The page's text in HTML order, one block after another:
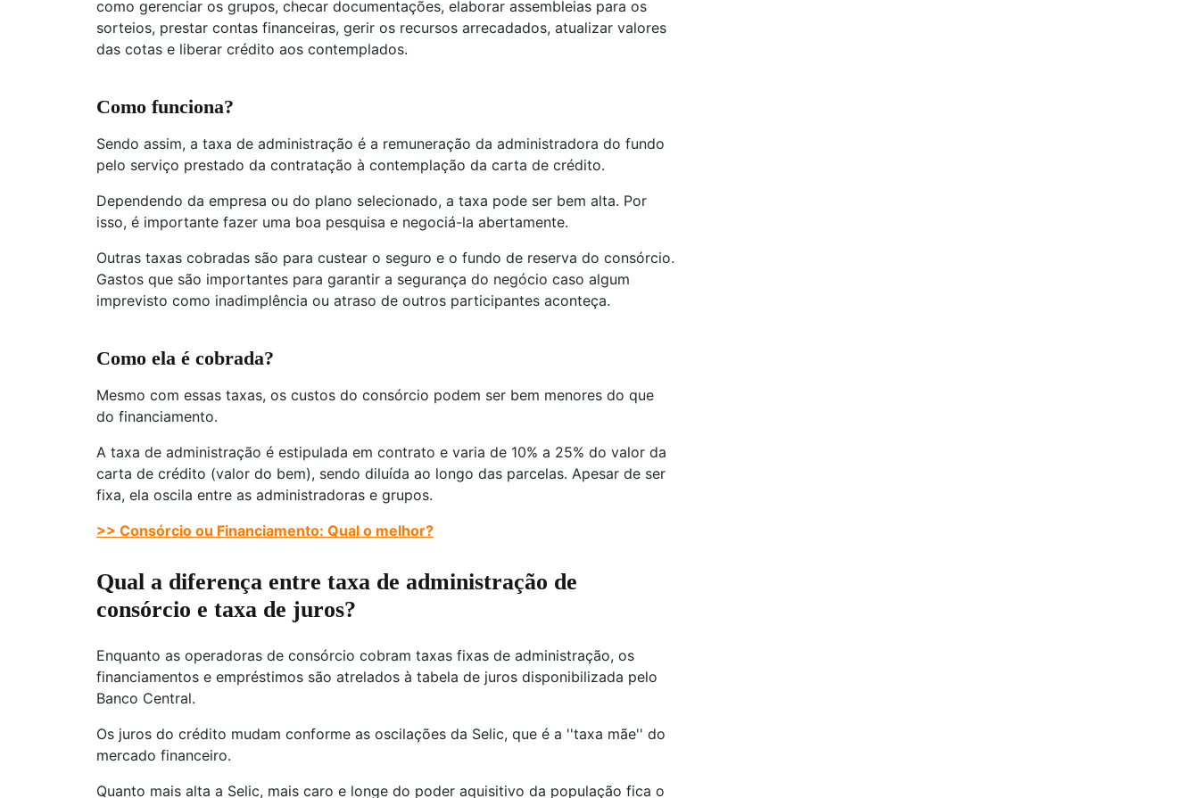
como gerenciar os grupos, checar documentações, elaborar assembleias para os
sorteios, prestar contas financeiras, gerir os recursos arrecadados, atualizar valores
das cotas e liberar crédito aos contemplados.
Como funciona?
Sendo assim, a taxa de administração é a remuneração da administradora do fundo
pelo serviço prestado da contratação à contemplação da carta de crédito.
Dependendo da empresa ou do plano selecionado, a taxa pode ser bem alta. Por
isso, é importante fazer uma boa pesquisa e negociá-la abertamente.
Outras taxas cobradas são para custear o seguro e o fundo de reserva do consórcio.
Gastos que são importantes para garantir a segurança do negócio caso algum
imprevisto como inadimplência ou atraso de outros participantes aconteça.
Como ela é cobrada?
Mesmo com essas taxas, os custos do consórcio podem ser bem menores do que
do financiamento.
A taxa de administração é estipulada em contrato e varia de 10% a 25% do valor da
carta de crédito (valor do bem), sendo diluída ao longo das parcelas. Apesar de ser
fixa, ela oscila entre as administradoras e grupos.
>> Consórcio ou Financiamento: Qual o melhor?
Qual a diferença entre taxa de administração de
consórcio e taxa de juros?
Enquanto as operadoras de consórcio cobram taxas fixas de administração, os
financiamentos e empréstimos são atrelados à tabela de juros disponibilizada pelo
Banco Central.
Os juros do crédito mudam conforme as oscilações da Selic, que é a ''taxa mãe'' do
mercado financeiro.
Quanto mais alta a Selic, mais caro e longe do poder aquisitivo da população fica o